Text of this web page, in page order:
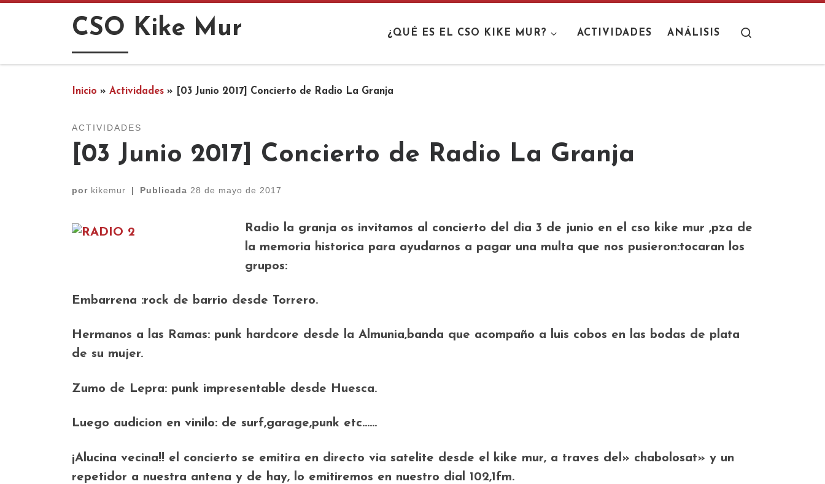
Saltar al contenidoCSO Kike Mur ¿QUÉ ES EL CSO KIKE MUR? ACTIVIDADES ANÁLISIS
Inicio » Actividades » [03 Junio 2017] Concierto de Radio La Granja
ACTIVIDADES
[03 Junio 2017] Concierto de Radio La Granja
por kikemur | Publicada 28 de mayo de 2017
Radio la granja os invitamos al concierto del dia 3 de junio en el cso kike mur ,pza de
la memoria historica para ayudarnos a pagar una multa que nos pusieron:tocaran los
grupos:
Embarrena :rock de barrio desde Torrero.
Hermanos a las Ramas: punk hardcore desde la Almunia,banda que acompaño a luis cobos en las bodas de plata
de su mujer.
Zumo de Lepra: punk impresentable desde Huesca.
Luego audicion en vinilo: de surf,garage,punk etc……
¡Alucina vecina!! el concierto se emitira en directo via satelite desde el kike mur, a traves del» chabolosat» y un
repetidor a nuestra antena y de hay, lo emitiremos en nuestro dial 102,1fm.